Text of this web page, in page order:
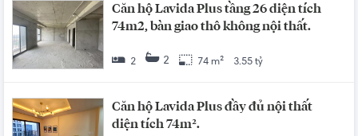
Căn hộ Lavida Plus tầng 26 diện tích
74m2, bàn giao thô không nội thất.
2 2 74 m² 3.55 tỷ
Căn hộ Lavida Plus đầy đủ nội thất
diện tích 74m².